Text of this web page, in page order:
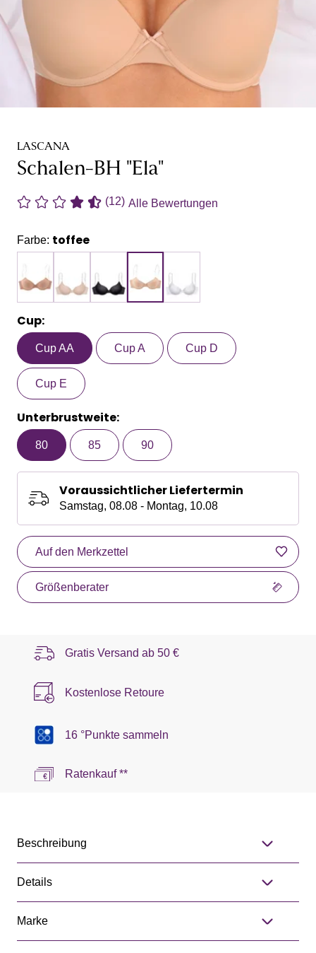
LASCANA
Schalen-BH "Ela"
(12) Alle Bewertungen
Farbe: toffee
Cup:
Cup AA Cup A Cup D
Cup E
Unterbrustweite:
80 85 90
Voraussichtlicher Liefertermin
Samstag, 08.08 - Montag, 10.08
Auf den Merkzettel
Größenberater
Gratis Versand ab 50 €
Kostenlose Retoure
16 °Punkte sammeln
Ratenkauf **
Beschreibung
Details
Marke